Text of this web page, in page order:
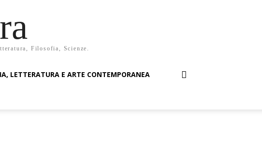
Filosofia, Scienze.
LETTERATURA E ARTE CONTEMPORANEA